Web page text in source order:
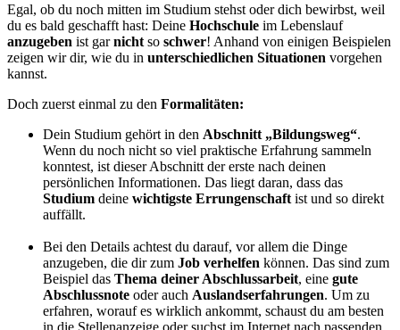
Egal, ob du noch mitten im Studium stehst oder dich bewirbst, weil
du es bald geschafft hast: Deine Hochschule im Lebenslauf
anzugeben ist garnicht so schwer! Anhand von einigen Beispielen
zeigen wir dir, wie du in unterschiedlichen Situationen vorgehen
kannst.
Doch zuerst einmal zu den Formalitäten:
Dein Studium gehört in den Abschnitt „Bildungsweg“.
Wenn du noch nicht so viel praktische Erfahrung sammeln
konntest, ist dieser Abschnitt der erste nach deinen
persönlichen Informationen. Das liegt daran, dass das
Studium deine wichtigste Errungenschaft ist und so direkt
auffällt.
Bei den Details achtest du darauf, vor allem die Dinge
anzugeben, die dir zum Job verhelfen können. Das sind zum
Beispiel das Thema deiner Abschlussarbeit, eine gute
Abschlussnote oder auch Auslandserfahrungen. Um zu
erfahren, worauf es wirklich ankommt, schaust du am besten
in die Stellenanzeige oder suchst im Internet nach passenden